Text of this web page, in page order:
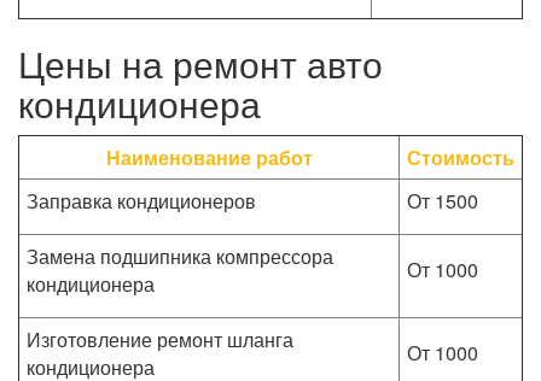
Цены на ремонт авто
кондиционера
Наименование работ
Стоимость
Заправка кондиционеров
От 1500
Замена подшипника компрессора
кондиционера
От 1000
Изготовление ремонт шланга
кондиционера
От 1000